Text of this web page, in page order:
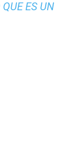
ES UN